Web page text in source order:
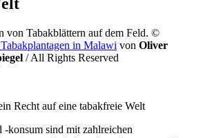
von Tabakblättern auf dem Feld. ©
in Malawi von Oliver
/ All Rights Reserved
Recht auf eine tabakfreie Welt
konsum sind mit zahlreichen